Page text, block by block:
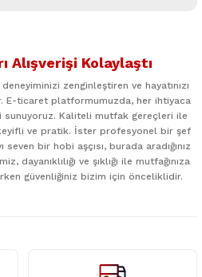
veya görüntülenemiyor.
bilgiler bulunuyor.
daha pahalı.
Alışverişi Kolaylaştı
zenginleştiren ve hayatınızı
E-ticaret platformumuzda, her ihtiyaca
sunuyoruz. Kaliteli mutfak gereçleri ile
ve pratik. İster profesyonel bir şef
bir hobi aşçısı, burada aradığınız
dayanıklılığı ve şıklığı ile mutfağınıza
güvenliğiniz bizim için önceliklidir.